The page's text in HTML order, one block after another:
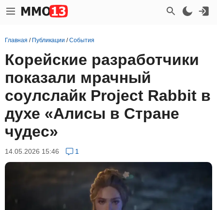
Главная / Публикации /События
Корейские разработчики
показали мрачный
соулслайк Project Rabbit в
духе «Алисы в Стране
чудес»
14.05.2026 15:46 1